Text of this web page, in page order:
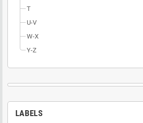
T
U-V
W-X
Y-Z
LABELS